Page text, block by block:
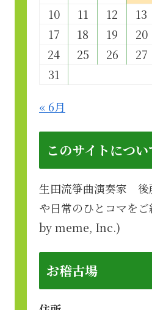
10
11 12 13
17
18 19 20
24
25 26 27
31
« 6月
このサイトについ
生田流箏曲演奏家 後
や日常のひとコマを
by meme, Inc.)
お稽古場